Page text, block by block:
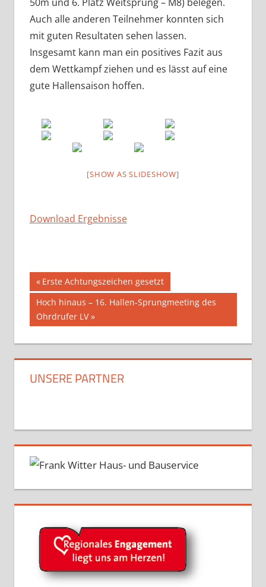
Auch alle anderen Teilnehmer konnten sich
mit guten Resultaten sehen lassen.
Insgesamt kann man ein positives Fazit aus
dem Wettkampf ziehen und es lässt auf eine
gute Hallensaison hoffen.
[SHOW AS SLIDESHOW]
Download Ergebnisse
Beitragsnavigation
Vorheriger
Beitrag:
Erste Achtungszeichen gesetzt
Nächster
Beitrag:
Hoch hinaus – 16. Hallen-Sprungmeeting des
Ohrdrufer LV
UNSERE PARTNER